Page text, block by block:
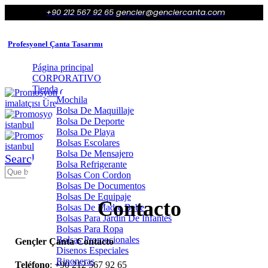
+90 212 567 92 65 gencler@genclercanta.com
Profesyonel Çanta Tasarımı
Página principal
CORPORATIVO
Tienda
Mochila
Bolsa De Maquillaje
Bolsa De Deporte
Bolsa De Playa
Bolsas Escolares
Bolsa De Mensajero
Bolsa Refrigerante
Bolsas Con Cordon
Bolsas De Documentos
Bolsas De Equipaje
Bolsas De Madre Bebe
Bolsas Para Jardín De Infantes
Bolsas Para Ropa
Bolsas Promocionales
Disenos Especiales
Rinoneras
Search
Contacto
Gençler Çanta Contacto
Teléfono: +90 212 567 92 65